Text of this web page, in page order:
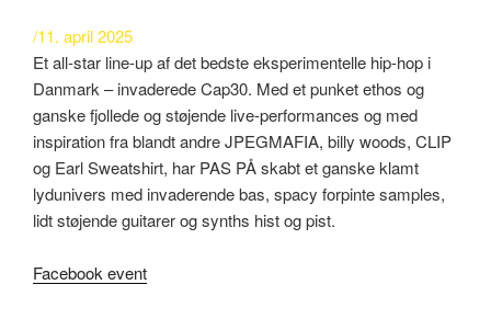
/11. april 2025
Et all-star line-up af det bedste eksperimentelle hip-hop i
Danmark – invaderede Cap30. Med et punket ethos og
ganske fjollede og støjende live-performances og med
inspiration fra blandt andre JPEGMAFIA, billy woods, CLIP
og Earl Sweatshirt, har PAS PÅ skabt et ganske klamt
lydunivers med invaderende bas, spacy forpinte samples,
lidt støjende guitarer og synths hist og pist.
Facebook event